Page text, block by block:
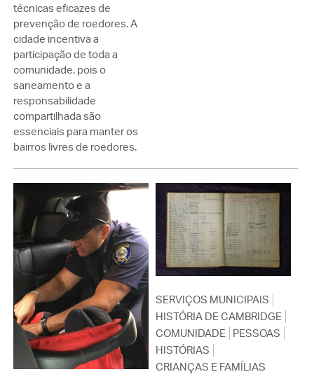
técnicas eficazes de
prevenção de roedores. A
cidade incentiva a
participação de toda a
comunidade, pois o
saneamento e a
responsabilidade
compartilhada são
essenciais para manter os
bairros livres de roedores.
SERVIÇOS MUNICIPAIS
HISTÓRIA DE CAMBRIDGE
COMUNIDADE PESSOAS
HISTÓRIAS
CRIANÇAS E FAMÍLIAS